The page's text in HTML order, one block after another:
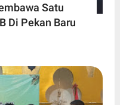
Satu
Di Pekan Baru